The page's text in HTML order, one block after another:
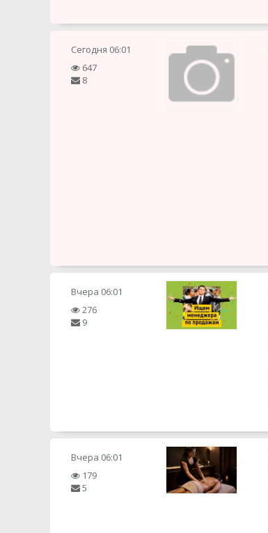
Сегодня 06:01
647
8
Вчера 06:01
276
9
Вчера 06:01
179
5